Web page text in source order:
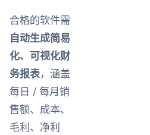
合格的软件需
自动生成简易
化、可视化财
务报表，涵盖
每日 / 每月销
售额、成本、
毛利、净利